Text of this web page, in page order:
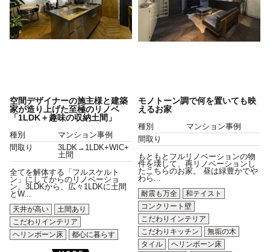
空間デザイナーの施主様と建築
家が造り上げた至極のリノベ
「1LDK＋趣味の収納土間」
種別
マンション事例
間取り
3LDK→1LDK+WIC+
土間
全てを解体する「フルスケルト
ン」にしてからのリノベーショ
ン。3LDKから、広々1LDKに土間
とW...
天井が高い
土間あり
こだわりインテリア
ヘリンボーン床
都心に暮らす
モノトーン調で何を置いても映
えるお家
種別
マンション事例
間取り
もともとフルリノベーションの物
件を壊して、再リノベーションし
たこちらのお家。 昼は緑豊かでや
わら...
耐震も万全
和テイスト
コンクリート壁
こだわりインテリア
こだわりキッチン
無垢の木
タイル
ヘリンボーン床